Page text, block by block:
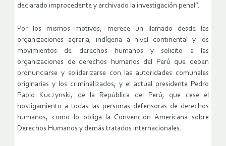
declarado improcedente y archivado la investigación penal”.
Por los mismos motivos, merece un llamado desde las
organizaciones agraria, indígena a nivel continental y los
movimientos de derechos humanos y solicito a las
organizaciones de derechos humanos del Perú que deben
pronunciarse y solidarizarse con las autoridades comunales
originarias y los criminalizados; y el actual presidente Pedro
Pablo Kuczynski, de la República del Perú, que cese el
hostigamiento a todas las personas defensoras de derechos
humanos, como lo obliga la Convención Americana sobre
Derechos Humanos y demás tratados internacionales.